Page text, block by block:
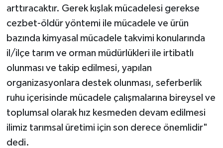
arttıracaktır. Gerek kışlak mücadelesi gerekse
cezbet-öldür yöntemi ile mücadele ve ürün
bazında kimyasal mücadele takvimi konularında
il/ilçe tarım ve orman müdürlükleri ile irtibatlı
olunması ve takip edilmesi, yapılan
organizasyonlara destek olunması, seferberlik
ruhu içerisinde mücadele çalışmalarına bireysel ve
toplumsal olarak hız kesmeden devam edilmesi
ilimiz tarımsal üretimi için son derece önemlidir"
dedi.